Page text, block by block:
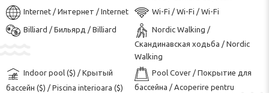
Internet / Интернет / Internet
Wi-Fi / Wi-Fi / Wi-Fi
Billiard / Бильярд / Billiard
Nordic Walking /
Скандинавская ходьба / Nordic
Walking
Indoor pool ($) / Крытый
бассейн ($) / Piscina interioara ($)
Pool Cover / Покрытие для
бассейна / Acoperire pentru